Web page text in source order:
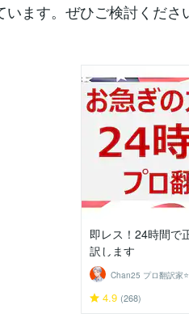
ます。ぜひご検討くださ
即レス！24時間で
訳します
Chan25 プロ翻訳家⭐️
4.9 (268)